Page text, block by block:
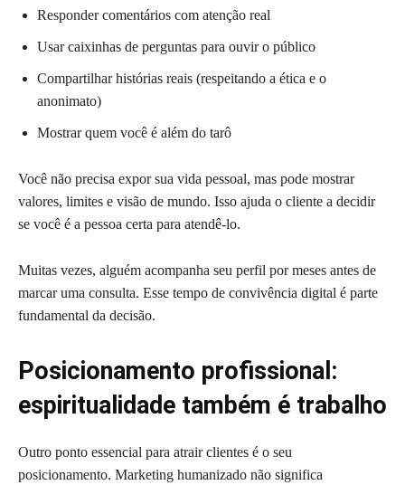
Responder comentários com atenção real
Usar caixinhas de perguntas para ouvir o público
Compartilhar histórias reais (respeitando a ética e o
anonimato)
Mostrar quem você é além do tarô
Você não precisa expor sua vida pessoal, mas pode mostrar
valores, limites e visão de mundo. Isso ajuda o cliente a decidir
se você é a pessoa certa para atendê-lo.
Muitas vezes, alguém acompanha seu perfil por meses antes de
marcar uma consulta. Esse tempo de convivência digital é parte
fundamental da decisão.
Posicionamento profissional:
espiritualidade também é trabalho
Outro ponto essencial para atrair clientes é o seu
posicionamento. Marketing humanizado não significa